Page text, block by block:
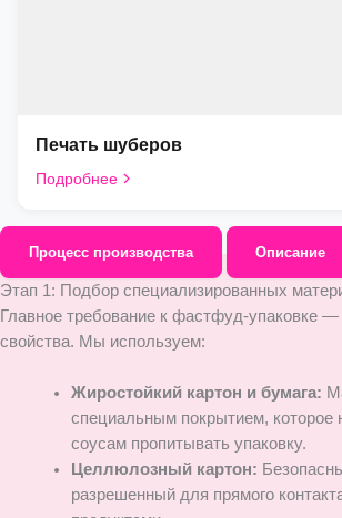
Печать шуберов
Подробнее
Процесс производства Описание
Этап 1: Подбор специализированных
Главное требование к фастфуд-упаковке
свойства. Мы используем:
Жиростойкий картон и бумага:
специальным покрытием, которое
соусам пропитывать упаковку.
Целлюлозный картон:
разрешенный для прямого